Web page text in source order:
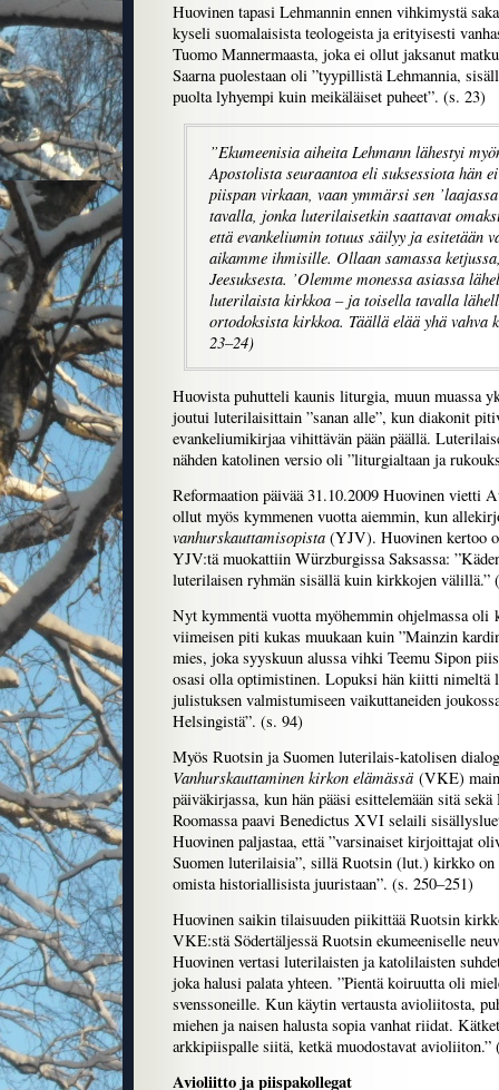
Huovinen tapasi Lehmannin ennen vihkimystä
kyseli suomalaisista teologeista ja erityisesti
Tuomo Mannermaasta, joka ei ollut jaksanut
Saarna puolestaan oli ”tyypillistä Lehmannia,
puolta lyhyempi kuin meikäläiset puheet”. (s. 23)
”Ekumeenisia aiheita Lehmann lähestyi
Apostolista seuraantoa eli suksessiota hän
piispan virkaan, vaan ymmärsi sen
tavalla, jonka luterilaisetkin saattavat
että evankeliumin totuus säilyy ja esitetään
aikamme ihmisille. Ollaan samassa
Jeesuksesta. ’Olemme monessa asiassa
luterilaista kirkkoa – ja toisella tavalla
ortodoksista kirkkoa. Täällä elää yhä vahva
23–24)
Huovista puhutteli kaunis liturgia, muun muassa
joutui luterilaisittain ”sanan alle”, kun diakonit
evankeliumikirjaa vihittävän pään päällä.
nähden katolinen versio oli ”liturgialtaan ja
Reformaation päivää 31.10.2009 Huovinen vietti
ollut myös kymmenen vuotta aiemmin, kun
vanhurskauttamisopista (YJV). Huovinen kertoo
YJV:tä muokattiin Würzburgissa Saksassa:
luterilaisen ryhmän sisällä kuin kirkkojen välillä.”
Nyt kymmentä vuotta myöhemmin ohjelmassa oli
viimeisen piti kukas muukaan kuin ”Mainzin
mies, joka syyskuun alussa vihki Teemu Sipon
osasi olla optimistinen. Lopuksi hän kiitti nimeltä
julistuksen valmistumiseen vaikuttaneiden
Helsingistä”. (s. 94)
Myös Ruotsin ja Suomen luterilais-katolisen
Vanhurskauttaminen kirkon elämässä (VKE)
päiväkirjassa, kun hän pääsi esittelemään sitä
Roomassa paavi Benedictus XVI selaili
Huovinen paljastaa, että ”varsinaiset kirjoittajat
Suomen luterilaisia”, sillä Ruotsin (lut.) kirkko on
omista historiallisista juuristaan”. (s. 250–251)
Huovinen saikin tilaisuuden piikittää Ruotsin
VKE:stä Södertäljessä Ruotsin ekumeeniselle
Huovinen vertasi luterilaisten ja katolilaisten
joka halusi palata yhteen. ”Pientä koiruutta oli
svenssoneille. Kun käytin vertausta avioliitosta,
miehen ja naisen halusta sopia vanhat riidat.
arkkipiispalle siitä, ketkä muodostavat avioliiton.”
Avioliitto ja piispakollegat